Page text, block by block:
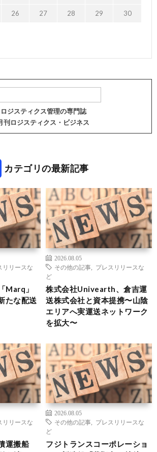
26 27 28 29 30
ロジスティクス管理の専門誌
刊ロジスティクス・ビジネス
カテゴリの最新記事
リリースな
Marq」
たな配送
2026.08.05
その他の記事
プレスリリースな
ど
株式会社Univearth、倉吉運
送株式会社と資本提携〜山陰
エリアへ実運送ネットワーク
を拡大〜
リリースな
運搬船
2026.08.05
その他の記事
プレスリリースな
ど
フジトランスコーポレーショ